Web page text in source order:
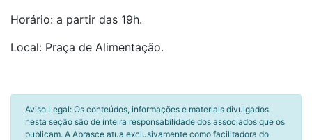
Horário: a partir das 19h.
Local: Praça de Alimentação.
Aviso Legal: Os conteúdos, informações e materiais divulgados
nesta seção são de inteira responsabilidade dos associados que os
publicam. A Abrasce atua exclusivamente como facilitadora do